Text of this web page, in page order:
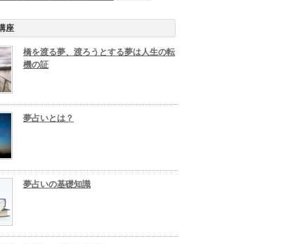
座
橋を渡る夢、渡ろうとする夢は人生の転
機の証
夢占いとは？
夢占いの基礎知識